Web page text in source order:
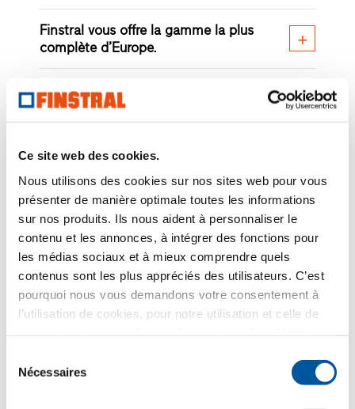
Ce site web des cookies.
Nous utilisons des cookies sur nos sites web pour vous
présenter de manière optimale toutes les informations
sur nos produits. Ils nous aident à personnaliser le
contenu et les annonces, à intégrer des fonctions pour
les médias sociaux et à mieux comprendre quels
contenus sont les plus appréciés des utilisateurs. C’est
pourquoi nous vous demandons votre consentement à
l’utilisation de cookies, pour notre utilisation et celle de
ces informations avec d’autres données que vous leur
avez fournies ou qu’ils ont collectées dans le cadre de
Nécessaires
Finstral vous offre la gamme la plus
complète d’Europe.
Finstral vous propose la porte d’entrée
personnalisée de vos rêves.
Grande transparence avec les parois
Découvrez directement nos fenêtres à
Studio Finstral Bruxelles.
Toujours une pose certifiée.